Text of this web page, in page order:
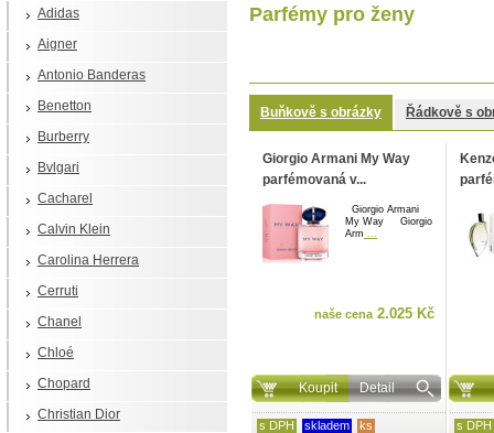
Adidas
Aigner
Antonio Banderas
Benetton
Burberry
Bvlgari
Cacharel
Calvin Klein
Carolina Herrera
Cerruti
Chanel
Chloé
Chopard
Christian Dior
Parfémy pro ženy
Buňkově s obrázky Řádkově s
Giorgio Armani My Way
parfémovaná v...
Giorgio Armani
My Way Giorgio
Arm ...
naše cena2.025 Kč
Koupit Detail
s DPH skladem ks s DPH